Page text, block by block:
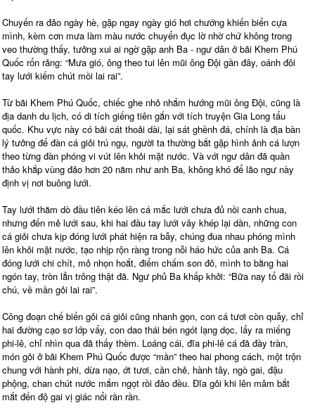
Chuyến ra đảo ngày hè, gặp ngay ngày gió hơi chướng khiến biển cựa
mình, kèm cơn mưa làm màu nước chuyển đục lờ nhờ chứ không trong
veo thường thấy, tưởng xui ai ngờ gặp anh Ba - ngư dân ở bãi Khem Phú
Quốc rổn rảng: “Mưa gió, ông theo tui lên mũi ông Đội gần đây, oánh đôi
tay lưới kiếm chút mồi lai rai”.
Từ bãi Khem Phú Quốc, chiếc ghe nhỏ nhắm hướng mũi ông Đội, cũng là
địa danh du lịch, có di tích giếng tiên gắn với tích truyện Gia Long tẩu
quốc. Khu vực này có bãi cát thoải dài, lại sát ghềnh đá, chính là địa bàn
lý tưởng để đàn cá giỏi trú ngụ, người ta thường bắt gặp hình ảnh cá lượn
theo từng đàn phóng vi vút lên khỏi mặt nước. Và với ngư dân đã quần
thảo khắp vùng đảo hơn 20 năm như anh Ba, không khó để lão ngư này
định vị nơi buông lưới.
Tay lưới thăm dò đầu tiên kéo lên cá mắc lưới chưa đủ nồi canh chua,
nhưng đến mẻ lưới sau, khi hai đầu tay lưới vây khép lại dần, những con
cá giỏi chưa kịp đóng lưới phát hiện ra bẫy, chúng đua nhau phóng mình
lên khỏi mặt nước, tạo nhịp rộn ràng trong nỗi háo hức của anh Ba. Cá
đóng lưới chi chít, mỏ nhọn hoắt, điểm chấm son đỏ, mình to bằng hai
ngón tay, tròn lẳn trông thật đã. Ngư phủ Ba khấp khởi: “Bữa nay tổ đãi rồi
chú, về mần gỏi lai rai”.
Công đoạn chế biến gỏi cá giỏi cũng nhanh gọn, con cá tươi còn quẫy, chỉ
hai đường cạo sơ lớp vẩy, con dao thái bén ngót lạng dọc, lẩy ra miếng
phi-lê, chỉ nhìn qua đã thấy thèm. Loáng cái, đĩa phi-lê cá đã đầy tràn,
món gỏi ở bãi Khem Phú Quốc được “mần” theo hai phong cách, một trộn
chung với hành phi, dừa nạo, ớt tươi, cần chẻ, hành tây, ngò gai, đậu
phộng, chan chút nước mắm ngọt rồi đảo đều. Đĩa gỏi khi lên mâm bắt
mắt đến độ gai vị giác nổi rần rần.